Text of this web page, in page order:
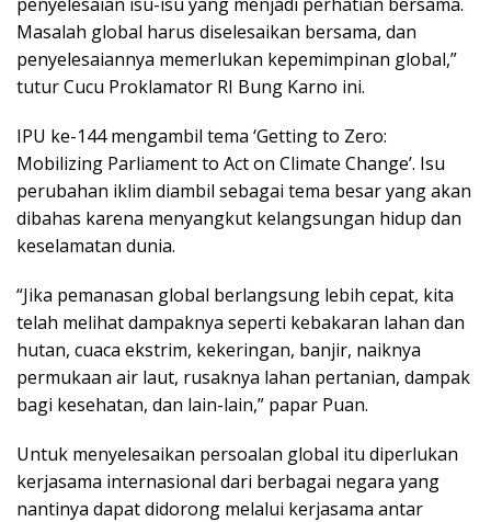
Masalah global harus diselesaikan bersama, dan
penyelesaiannya memerlukan kepemimpinan global,”
tutur Cucu Proklamator RI Bung Karno ini.
IPU ke-144 mengambil tema ‘Getting to Zero:
Mobilizing Parliament to Act on Climate Change’. Isu
perubahan iklim diambil sebagai tema besar yang akan
dibahas karena menyangkut kelangsungan hidup dan
keselamatan dunia.
“Jika pemanasan global berlangsung lebih cepat, kita
telah melihat dampaknya seperti kebakaran lahan dan
hutan, cuaca ekstrim, kekeringan, banjir, naiknya
permukaan air laut, rusaknya lahan pertanian, dampak
bagi kesehatan, dan lain-lain,” papar Puan.
Untuk menyelesaikan persoalan global itu diperlukan
kerjasama internasional dari berbagai negara yang
nantinya dapat didorong melalui kerjasama antar